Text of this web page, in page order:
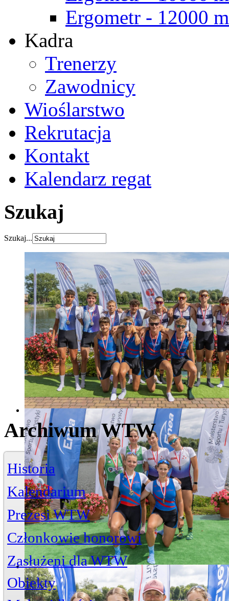
Ergometr - 12000 m
Kadra
Trenerzy
Zawodnicy
Wioślarstwo
Rekrutacja
Kontakt
Kalendarz regat
Szukaj
Szukaj...
Archiwum WTW
Historia
Kalendarium
Prezesi WTW
Członkowie honorowi
Zasłużeni dla WTW
Jerzy Bojańczyk
Życiorys
Artykuły
Wiktor Szelągowski
Zasłużeni członkowie
Obiekty
Przystańul. Piwna 3